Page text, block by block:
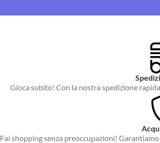
Gioca subito! Con la nostra spedizione
Fai shopping senza preoccupazioni!